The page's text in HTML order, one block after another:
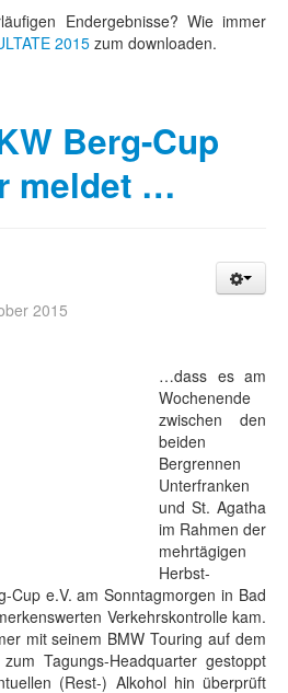
Endergebnisse? Wie immer
2015zum downloaden.
Berg-Cup
meldet …
2015
…dass es am
Wochenende
zwischen den
beiden
Bergrennen
Unterfranken
und St. Agatha
im Rahmen der
mehrtägigen
Herbst-
Cup e.V. am Sonntagmorgen in Bad
Verkehrskontrolle kam.
mit seinem BMW Touring auf dem
Tagungs-Headquarter gestoppt
(Rest-) Alkohol hin überprüft